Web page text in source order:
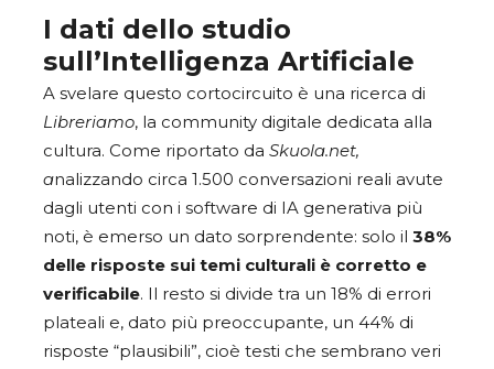
I dati dello studio
sull’Intelligenza Artificiale
A svelare questo cortocircuito è una ricerca di
Libreriamo, la community digitale dedicata alla
cultura. Come riportato da Skuola.net,
analizzando circa 1.500 conversazioni reali avute
dagli utenti con i software di IA generativa più
noti, è emerso un dato sorprendente: solo il 38%
delle risposte sui temi culturali è corretto e
verificabile. Il resto si divide tra un 18% di errori
plateali e, dato più preoccupante, un 44% di
risposte “plausibili”, cioè testi che sembrano veri